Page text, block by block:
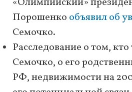
Порошенко объявил об
Семочко.
Расследование о том,
Семочко, о его
РФ, недвижимости на